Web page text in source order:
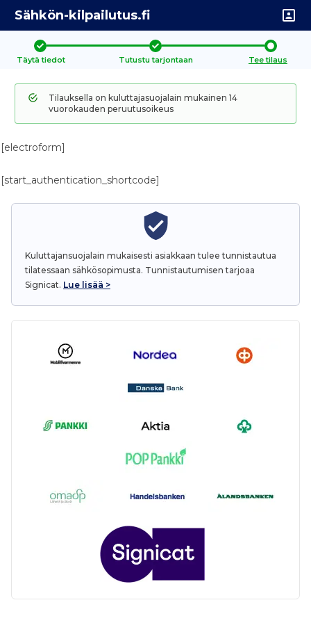
Sähkön-kilpailutus.fi
Täytä tiedot Tutustu tarjontaan Tee tilaus
Tilauksella on kuluttajasuojalain mukainen 14
vuorokauden peruutusoikeus
[electroform]
[start_authentication_shortcode]
Kuluttajansuojalain mukaisesti asiakkaan tulee tunnistautua
tilatessaan sähkösopimusta. Tunnistautumisen tarjoaa
Signicat. Lue lisää >